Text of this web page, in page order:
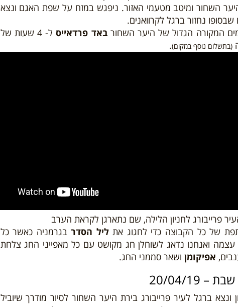
השחור ומיטב מטעמי האזור. ניפגש במזח על שפת האגם ונצא
נחזור ברגל לקרוואנים.
המקורה הגדול של היער השחורבאד פרדאייס
ל- 4 שעות של
(בתשלום נוסף במקום).
פרייבורג לחניון הלילה, שם נתארגן לקראת הערב
של כל הקבוצה כדי לחגוג אתליל הסדרבגרמניה כאשרכל
ואנחנו נדאג לשוחלן חג מקושט עם כל מאפייני החג צלחת
אפיקומן ושאר סממני החג.
04/19
ונצא ברגל לעיר פרייבורג בירת היער השחור לסיור מודרך שיוביל